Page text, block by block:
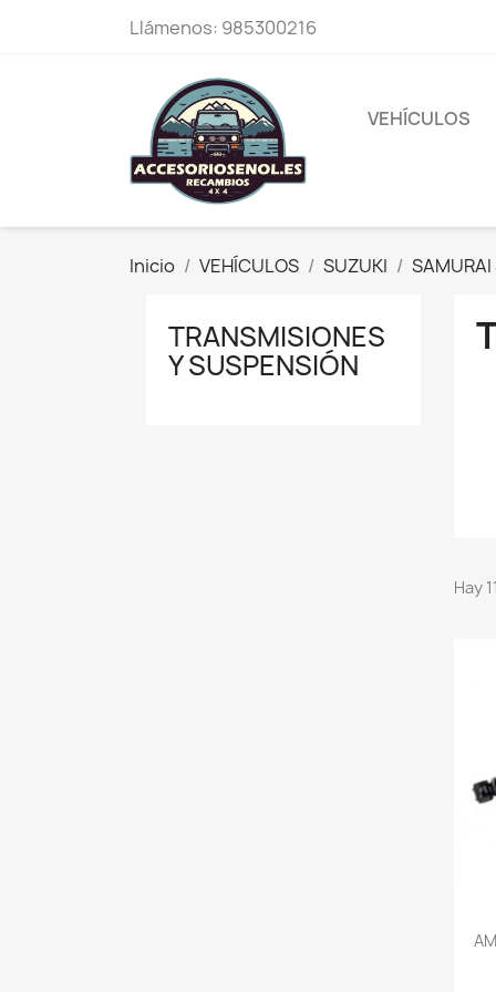
Llámenos: 985300216
VEHÍCULOS
Inicio VEHÍCULOS SUZUKI SAMURAI
TRANSMISIONES
Y SUSPENSIÓN
Hay